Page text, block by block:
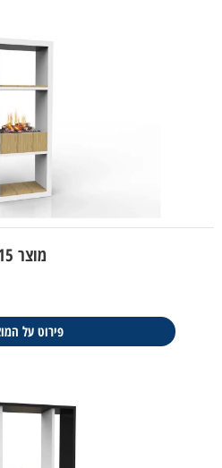
מוצר 15
פירוט על